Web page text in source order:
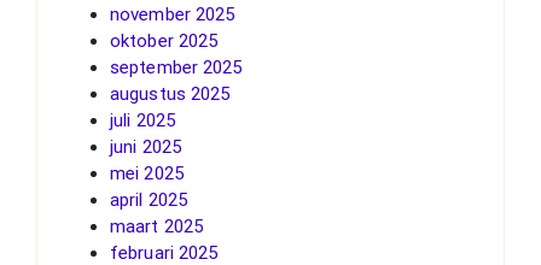
november 2025
oktober 2025
september 2025
augustus 2025
juli 2025
juni 2025
mei 2025
april 2025
maart 2025
februari 2025